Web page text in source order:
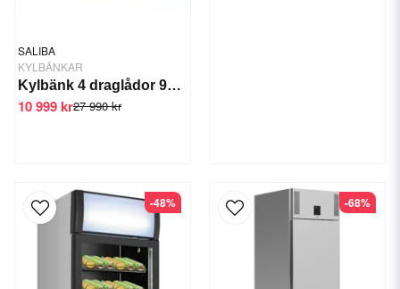
SALIBA
KYLBÄNKAR
Kylbänk 4 draglådor 90 cm
27 990 kr
10 999 kr
-48% -68%